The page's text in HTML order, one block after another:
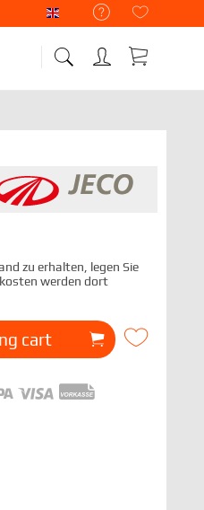
Liekup Englisch
zu erhalten, legen Sie
werden dort
cart